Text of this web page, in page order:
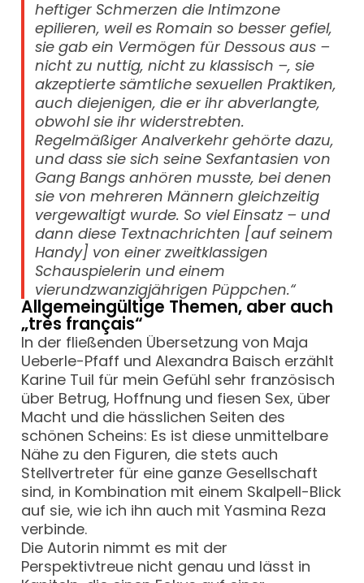
heftiger Schmerzen die Intimzone
epilieren, weil es Romain so besser gefiel,
sie gab ein Vermögen für Dessous aus –
nicht zu nuttig, nicht zu klassisch –, sie
akzeptierte sämtliche sexuellen Praktiken,
auch diejenigen, die er ihr abverlangte,
obwohl sie ihr widerstrebten.
Regelmäßiger Analverkehr gehörte dazu,
und dass sie sich seine Sexfantasien von
Gang Bangs anhören musste, bei denen
sie von mehreren Männern gleichzeitig
vergewaltigt wurde. So viel Einsatz – und
dann diese Textnachrichten [auf seinem
Handy] von einer zweitklassigen
Schauspielerin und einem
vierundzwanzigjährigen Püppchen.“
Allgemeingültige Themen, aber auch
„très français“
In der fließenden Übersetzung von Maja
Ueberle-Pfaff und Alexandra Baisch erzählt
Karine Tuil für mein Gefühl sehr französisch
über Betrug, Hoffnung und fiesen Sex, über
Macht und die hässlichen Seiten des
schönen Scheins: Es ist diese unmittelbare
Nähe zu den Figuren, die stets auch
Stellvertreter für eine ganze Gesellschaft
sind, in Kombination mit einem Skalpell-Blick
auf sie, wie ich ihn auch mit Yasmina Reza
verbinde.
Die Autorin nimmt es mit der
Perspektivtreue nicht genau und lässt in